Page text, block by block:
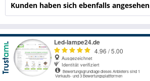
Kunden haben sich ebenfalls angesehen